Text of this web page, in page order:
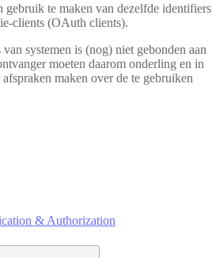
gebruik te maken van dezelfde identifiers
clients (OAuth clients).
systemen is (nog) niet gebonden aan
moeten daarom onderling en in
maken over de te gebruiken
& Authorization